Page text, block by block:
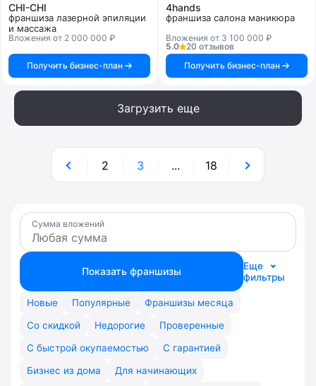
CHI-CHI
франшиза лазерной эпиляции
и массажа
Вложения от 2 000 000 ₽
Получить бизнес-план
4hands
франшиза салона маникюра
Вложения от 3 100 000 ₽
5.0
20 отзывов
Получить бизнес-план
Загрузить еще
2 3 ... 18
Сумма вложений
Показать франшизы
Еще
фильтры
Новые Популярные
Франшизы месяца
Со скидкой
Недорогие
Проверенные
С быстрой окупаемостью
С гарантией
Бизнес из дома
Для начинающих